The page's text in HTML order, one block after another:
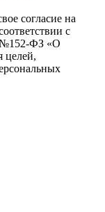
согласие на
с
№152-ФЗ «О
целей,